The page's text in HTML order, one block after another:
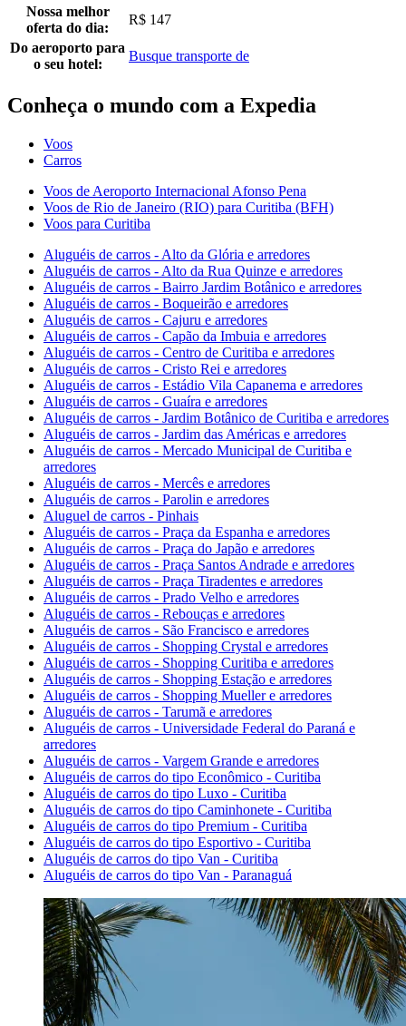
Nossa melhor
oferta do dia:
R$ 147
Do aeroporto para
o seu hotel:
Busque transporte de
Conheça o mundo com a Expedia
Voos
Carros
Voos de Aeroporto Internacional Afonso Pena
Voos de Rio de Janeiro (RIO) para Curitiba (BFH)
Voos para Curitiba
Aluguéis de carros - Alto da Glória e arredores
Aluguéis de carros - Alto da Rua Quinze e arredores
Aluguéis de carros - Bairro Jardim Botânico e arredores
Aluguéis de carros - Boqueirão e arredores
Aluguéis de carros - Cajuru e arredores
Aluguéis de carros - Capão da Imbuia e arredores
Aluguéis de carros - Centro de Curitiba e arredores
Aluguéis de carros - Cristo Rei e arredores
Aluguéis de carros - Estádio Vila Capanema e arredores
Aluguéis de carros - Guaíra e arredores
Aluguéis de carros - Jardim Botânico de Curitiba e arredores
Aluguéis de carros - Jardim das Américas e arredores
Aluguéis de carros - Mercado Municipal de Curitiba e
arredores
Aluguéis de carros - Mercês e arredores
Aluguéis de carros - Parolin e arredores
Aluguel de carros - Pinhais
Aluguéis de carros - Praça da Espanha e arredores
Aluguéis de carros - Praça do Japão e arredores
Aluguéis de carros - Praça Santos Andrade e arredores
Aluguéis de carros - Praça Tiradentes e arredores
Aluguéis de carros - Prado Velho e arredores
Aluguéis de carros - Rebouças e arredores
Aluguéis de carros - São Francisco e arredores
Aluguéis de carros - Shopping Crystal e arredores
Aluguéis de carros - Shopping Curitiba e arredores
Aluguéis de carros - Shopping Estação e arredores
Aluguéis de carros - Shopping Mueller e arredores
Aluguéis de carros - Tarumã e arredores
Aluguéis de carros - Universidade Federal do Paraná e
arredores
Aluguéis de carros - Vargem Grande e arredores
Aluguéis de carros do tipo Econômico - Curitiba
Aluguéis de carros do tipo Luxo - Curitiba
Aluguéis de carros do tipo Caminhonete - Curitiba
Aluguéis de carros do tipo Premium - Curitiba
Aluguéis de carros do tipo Esportivo - Curitiba
Aluguéis de carros do tipo Van - Curitiba
Aluguéis de carros do tipo Van - Paranaguá